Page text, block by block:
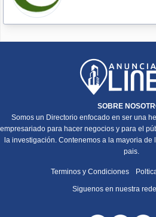
SOBRE
Somos un Directorio enfocado en ser una
empresariado para hacer negocios y para el
la investigación. Contenemos a la mayoria
pais.
Terminos y Condiciones
Siguenos en nuestra